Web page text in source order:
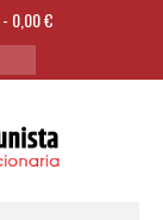
- 0,00€